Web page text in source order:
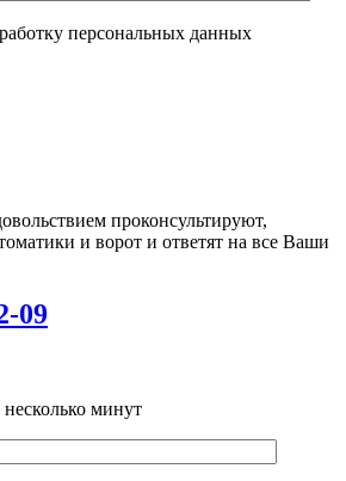
персональных данных
проконсультируют,
и ворот и ответят на все Ваши
09
минут